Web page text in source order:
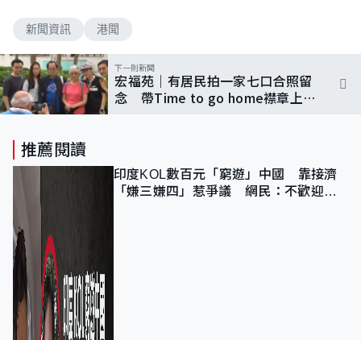
新聞資訊 港聞
下一則新聞
宏福苑｜有居民拍一家七口合照留
念 帶Time to go home襟章上樓
推薦閱讀
印度KOL數百元「窮遊」中國 靠接濟
「嫌三嫌四」惹爭議 網民：不歡迎劣